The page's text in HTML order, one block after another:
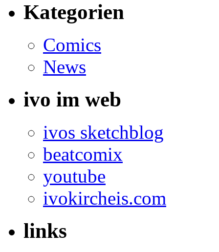
Kategorien
Comics
News
ivo im web
ivos sketchblog
beatcomix
youtube
ivokircheis.com
links